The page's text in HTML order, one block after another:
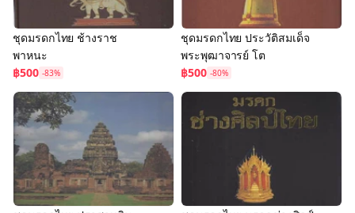
ชุดมรดกไทย ช้างราช
พาหนะ
฿500 -83%
ชุดมรดกไทย ประวัติสมเด็จ
พระพุฒาจารย์ โต
฿500 -80%